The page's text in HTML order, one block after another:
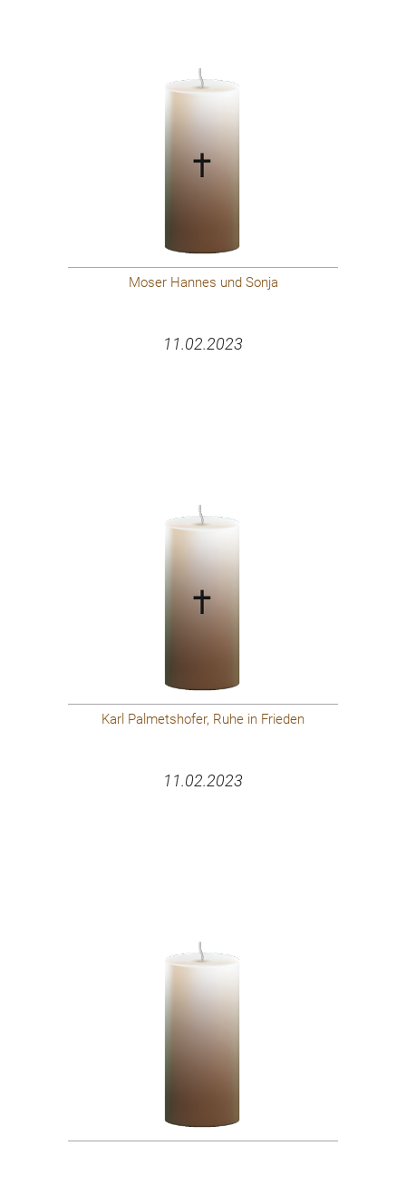
Moser Hannes und Sonja
11.02.2023
Karl Palmetshofer, Ruhe in Frieden
11.02.2023